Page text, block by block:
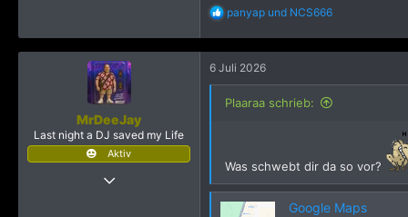
R
a
k
t
i
o
panyap und NCS666
MrDeeJay
Last night a DJ saved my Life
Aktiv
6 Juli 2026
Plaaraa schrieb:
Was schwebt dir da so vor?
Google Maps